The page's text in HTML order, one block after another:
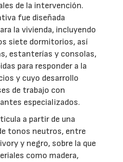
de la intervención.
fue diseñada
la vivienda, incluyendo
siete dormitorios, así
estanterías y consolas,
para responder a la
y cuyo desarrollo
de trabajo con
especializados.
a partir de una
tonos neutros, entre
y negro, sobre la que
como madera,